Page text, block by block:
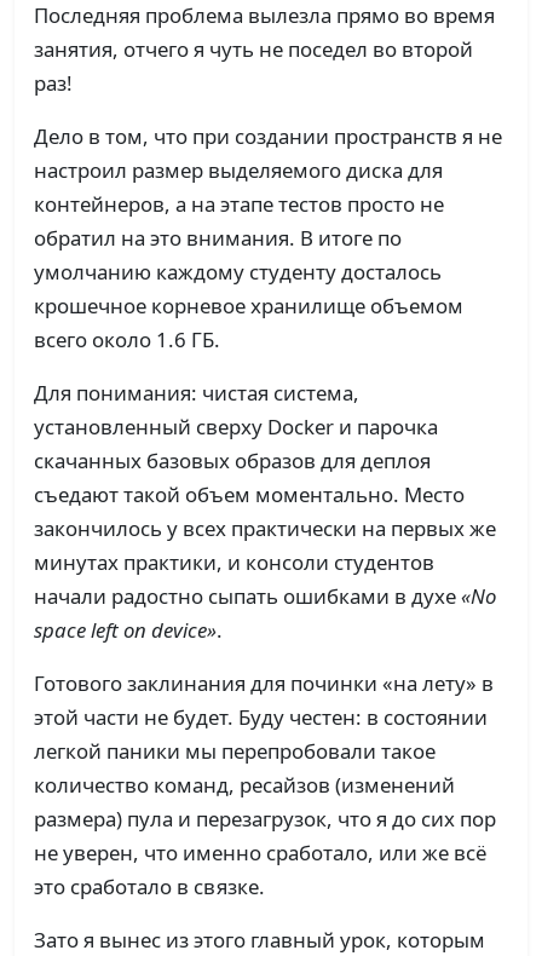
Последняя проблема вылезла прямо во время
занятия, отчего я чуть не поседел во второй
раз!
Дело в том, что при создании пространств я не
настроил размер выделяемого диска для
контейнеров, а на этапе тестов просто не
обратил на это внимания. В итоге по
умолчанию каждому студенту досталось
крошечное корневое хранилище объемом
всего около 1.6 ГБ.
Для понимания: чистая система,
установленный сверху Docker и парочка
скачанных базовых образов для деплоя
съедают такой объем моментально. Место
закончилось у всех практически на первых же
минутах практики, и консоли студентов
начали радостно сыпать ошибками в духе«No
space left on device».
Готового заклинания для починки «на лету» в
этой части не будет. Буду честен: в состоянии
легкой паники мы перепробовали такое
количество команд, ресайзов (изменений
размера) пула и перезагрузок, что я до сих пор
не уверен, что именно сработало, или же всё
это сработало в связке.
Зато я вынес из этого главный урок, которым